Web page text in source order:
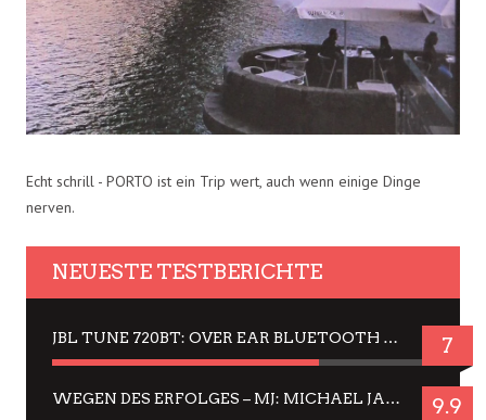
Echt schrill - PORTO ist ein Trip wert, auch wenn einige Dinge
nerven.
NEUESTE TESTBERICHTE
JBL TUNE 720BT: OVER EAR BLUETOOTH KOPFHÖRER UM DIE 50,-€ IM DAUER-TEST 7
WEGEN DES ERFOLGES – MJ: MICHAEL JACKSON MUSICAL IN EINER MATINEE SEHEN 9.9